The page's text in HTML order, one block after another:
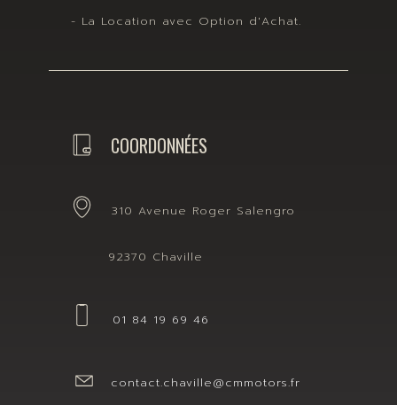
- La Location avec Option d'Achat.
COORDONNÉES
310 Avenue Roger Salengro
92370 Chaville
01 84 19 69 46
contact.chaville@cmmotors.fr